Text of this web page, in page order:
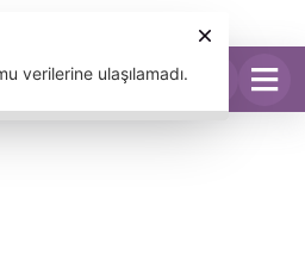
Hava durumu verilerine ulaşılamadı.